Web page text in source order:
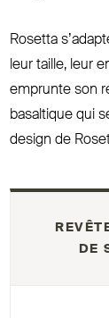
Rosetta
leur taille, leur
emprunte son
basaltique qui
design de
DE